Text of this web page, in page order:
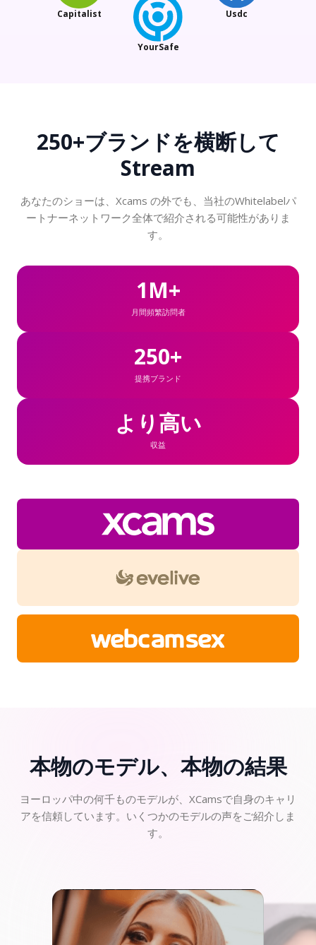
Usdc
YourSafe
Capitalist
250+ブランドを横断して
Stream
あなたのショーは、Xcams の外でも、当社のWhitelabelパ
ートナーネットワーク全体で紹介される可能性がありま
す。
1M+
月間頻繁訪問者
250+
提携ブランド
より高い
収益
本物のモデル、本物の結果
ヨーロッパ中の何千ものモデルが、XCamsで自身のキャリ
アを信頼しています。いくつかのモデルの声をご紹介しま
す。